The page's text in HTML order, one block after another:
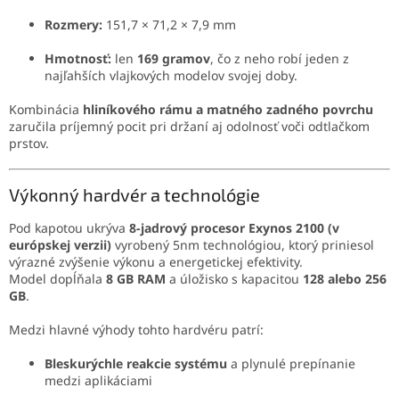
Rozmery: 151,7 × 71,2 × 7,9 mm
Hmotnosť: len 169 gramov, čo z neho robí jeden z
najľahších vlajkových modelov svojej doby.
Kombinácia hliníkového rámu a matného zadného povrchu
zaručila príjemný pocit pri držaní aj odolnosť voči odtlačkom
prstov.
Výkonný hardvér a technológie
Pod kapotou ukrýva 8-jadrový procesor Exynos 2100 (v
európskej verzii) vyrobený 5nm technológiou, ktorý priniesol
výrazné zvýšenie výkonu a energetickej efektivity.
Model dopĺňala 8 GB RAM a úložisko s kapacitou 128 alebo 256
GB.
Medzi hlavné výhody tohto hardvéru patrí:
Bleskurýchle reakcie systému a plynulé prepínanie
medzi aplikáciami